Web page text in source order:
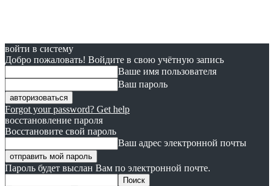
войти в систему
Добро пожаловать! Войдите в свою учётную запись
Ваше имя пользователя
Ваш пароль
Forgot your password? Get help
восстановление пароля
Восстановите свой пароль
Ваш адрес электронной почты
Пароль будет выслан Вам по электронной почте.